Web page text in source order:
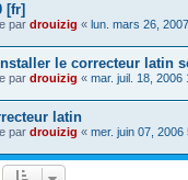
[fr]
par drouizig « lun. mars 26,
le correcteur latin
par drouizig « mar. juil. 18, 2006
latin
par drouizig « mer. juin 07, 2006